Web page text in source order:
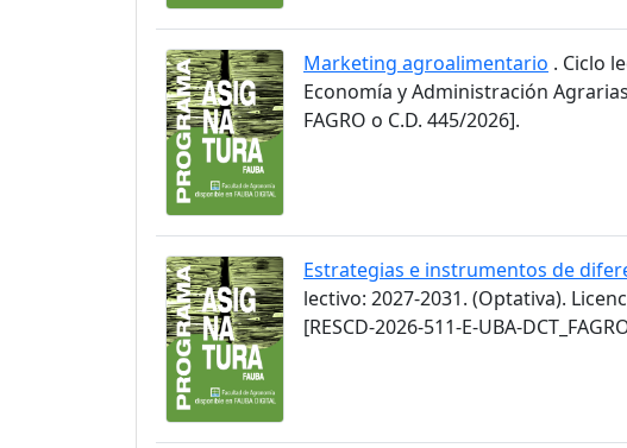
Marketing agroalimentario . Ciclo
Economía y Administración
FAGRO o C.D. 445/2026].
Estrategias e instrumentos de
lectivo: 2027-2031. (Optativa).
[RESCD-2026-511-E-UBA-